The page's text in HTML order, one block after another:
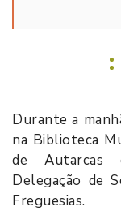
Durante a
na Biblioteca
de Autarcas
Delegação de
Freguesias.